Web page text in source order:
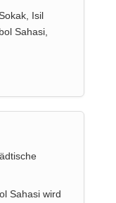
Isil
Sahasi,
Sahasi wird